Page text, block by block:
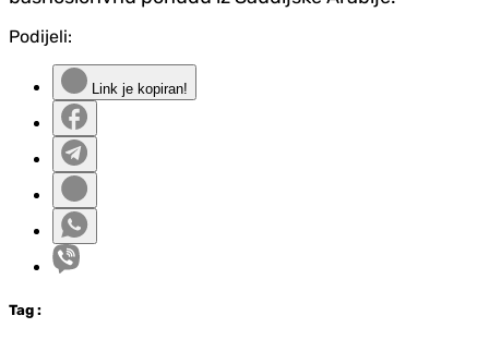
Podijeli:
Link je kopiran!
Tag :